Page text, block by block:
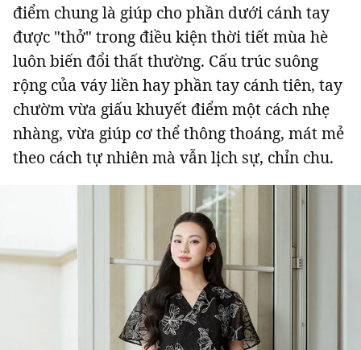
điểm chung là giúp cho phần dưới cánh tay
được "thở" trong điều kiện thời tiết mùa hè
luôn biến đổi thất thường. Cấu trúc suông
rộng của váy liền hay phần tay cánh tiên, tay
chườm vừa giấu khuyết điểm một cách nhẹ
nhàng, vừa giúp cơ thể thông thoáng, mát mẻ
theo cách tự nhiên mà vẫn lịch sự, chỉn chu.